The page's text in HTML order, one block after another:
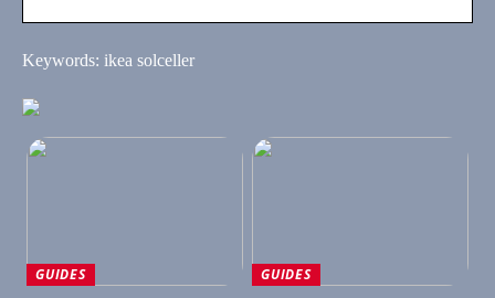
Keywords: ikea solceller
GUIDES
GUIDES